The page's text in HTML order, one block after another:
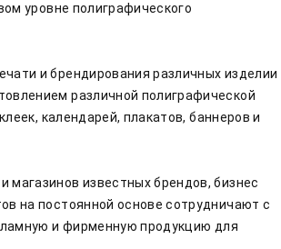
уровне полиграфического
и брендирования различных изделии
различной полиграфической
календарей, плакатов, баннеров и
известных брендов, бизнес
на постоянной основе сотрудничают с
и фирменную продукцию для